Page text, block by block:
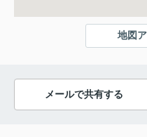
地図
メールで共有する